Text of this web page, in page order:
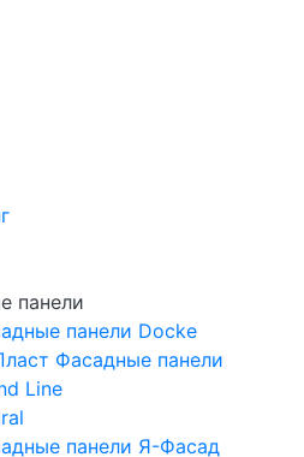
панели
панели Docke
Фасадные панели
Line
панели Я-Фасад